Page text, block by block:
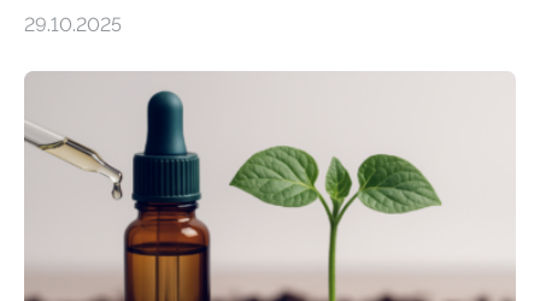
Forschende die bisher älteste bekannte Stechmücken-
Region Kachin in Myanmar und hat sich in
ausgezeichnetem Zustand erhalten. Es konnte als neue
Art einer neuen Gattung beschrieben werden und trägt
nun den Namen Cretosabethes primaevus. Dieser erste
fossile Nachweis einer Stechmückenlarve in Bernstein
stellt gleichzeitig den ersten Fossilfund einer
Mückenlarve aus dem Mesozoikum dar, denn…
29.10.2025